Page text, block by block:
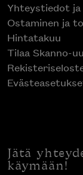
Yhteystiedot
Ostaminen ja
Hintatakuu
Tilaa Skanno-
Jätä
käymään!